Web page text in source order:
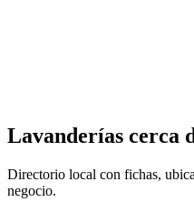
Lavanderías cerca
Directorio local con fichas,
negocio.